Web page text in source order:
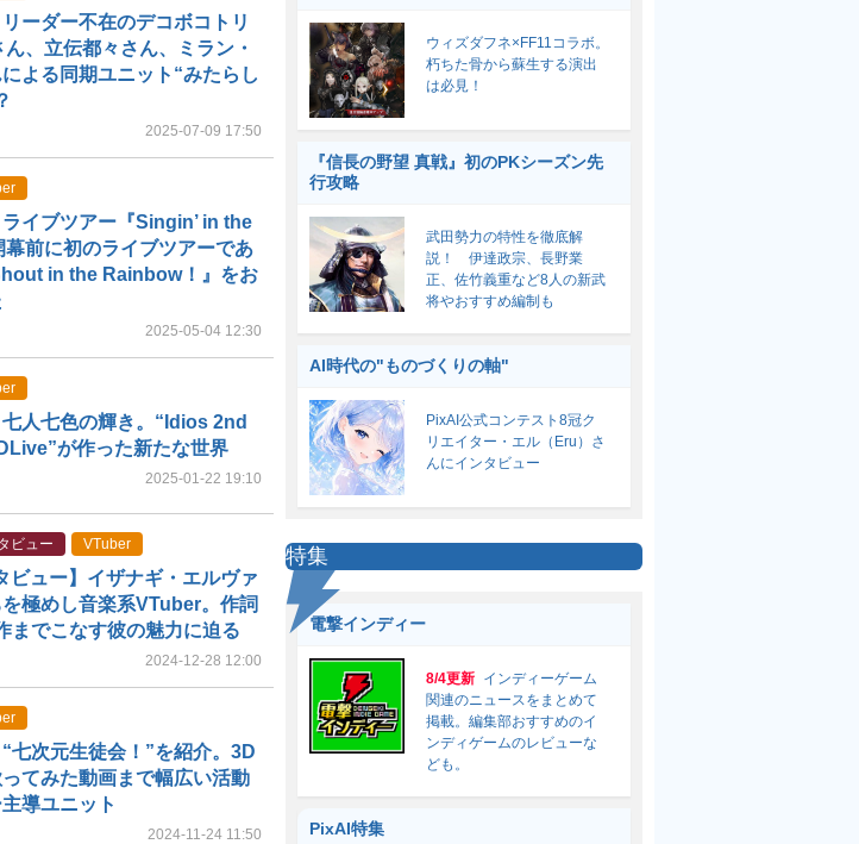
リーダー不在のデコボコトリ
、立伝都々さん、ミラン・
よる同期ユニット“みたらし
2025-07-09 17:50
ライブツアー『Singin’ in the
前に初のライブツアーであ
in the Rainbow！』をお
2025-05-04 12:30
七人七色の輝き。“Idios 2nd
が作った新たな世界
2025-01-22 19:10
ビュー VTuber
ビュー】イザナギ・エルヴァ
極めし音楽系VTuber。作詞
までこなす彼の魅力に迫る
2024-12-28 12:00
“七次元生徒会！”を紹介。3D
てみた動画まで幅広い活動
導ユニット
2024-11-24 11:50
ウィズダフネ×FF11コラボ。
朽ちた骨から蘇生する演出
は必見！
『信長の野望 真戦』初のPKシーズン先
行攻略
武田勢力の特性を徹底解
説！ 伊達政宗、長野業
正、佐竹義重など8人の新武
将やおすすめ編制も
AI時代の"ものづくりの軸"
PixAI公式コンテスト8冠ク
リエイター・エル（Eru）さ
んにインタビュー
特集
電撃インディー
8/4更新 インディーゲーム
関連のニュースをまとめて
掲載。編集部おすすめのイ
ンディゲームのレビューな
ども。
PixAI特集